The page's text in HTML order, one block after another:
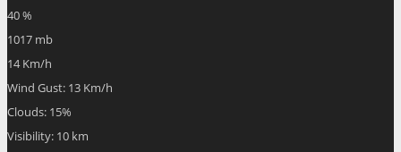
40 %
1017 mb
14 Km/h
Wind Gust: 13 Km/h
Clouds: 15%
Visibility: 10 km